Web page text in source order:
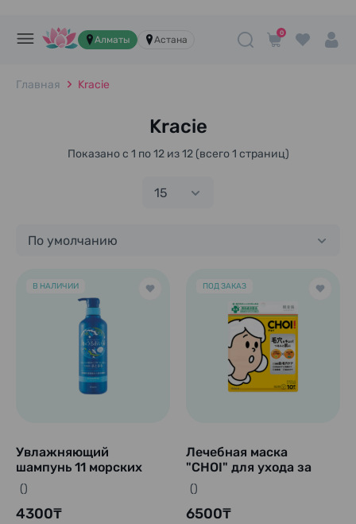
Алматы Астана
0
Главная Kracie
Kracie
Показано с 1 по 12 из 12 (всего 1 страниц)
15
По умолчанию
В НАЛИЧИИ
Увлажняющий
шампунь 11 морских
водорослей + морская
вода + коллаген "Umi
No Urioi Sou", 490 мл.
()
4300₸
ПОД ЗАКАЗ
Лечебная маска
"CHOI" для ухода за
кожей и порами, 10 шт.
()
6500₸